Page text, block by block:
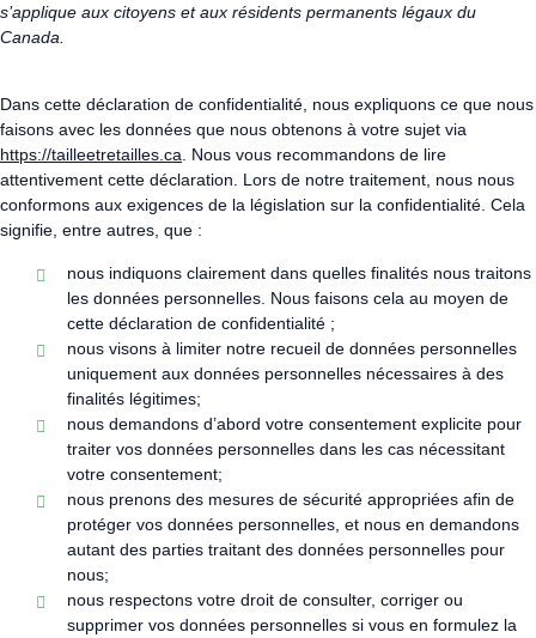
s’applique aux citoyens et aux résidents permanents légaux du
Canada.
Dans cette déclaration de confidentialité, nous expliquons ce que nous
faisons avec les données que nous obtenons à votre sujet via
https://tailleetretailles.ca . Nous vous recommandons de lire
attentivement cette déclaration. Lors de notre traitement, nous nous
conformons aux exigences de la législation sur la confidentialité. Cela
signifie, entre autres, que :
nous indiquons clairement dans quelles finalités nous traitons
les données personnelles. Nous faisons cela au moyen de
cette déclaration de confidentialité ;
nous visons à limiter notre recueil de données personnelles
uniquement aux données personnelles nécessaires à des
finalités légitimes;
nous demandons d’abord votre consentement explicite pour
traiter vos données personnelles dans les cas nécessitant
votre consentement;
nous prenons des mesures de sécurité appropriées afin de
protéger vos données personnelles, et nous en demandons
autant des parties traitant des données personnelles pour
nous;
nous respectons votre droit de consulter, corriger ou
supprimer vos données personnelles si vous en formulez la